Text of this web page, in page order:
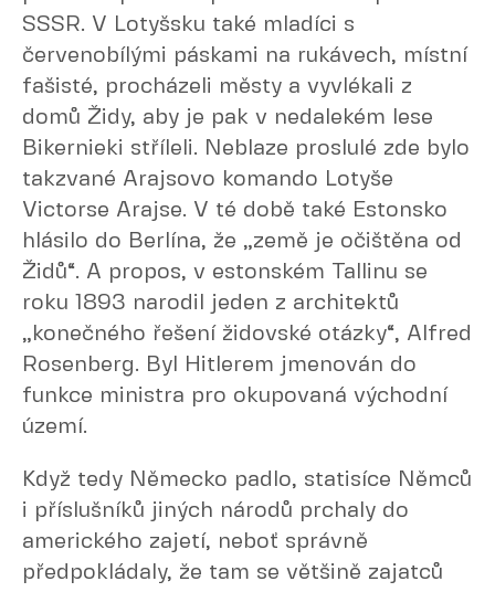
SSSR. V Lotyšsku také mladíci s
červenobílými páskami na rukávech, místní
fašisté, procházeli městy a vyvlékali z
domů Židy, aby je pak v nedalekém lese
Bikernieki stříleli. Neblaze proslulé zde bylo
takzvané Arajsovo komando Lotyše
Victorse Arajse. V té době také Estonsko
hlásilo do Berlína, že „země je očištěna od
Židů“. A propos, v estonském Tallinu se
roku 1893 narodil jeden z architektů
„konečného řešení židovské otázky“, Alfred
Rosenberg. Byl Hitlerem jmenován do
funkce ministra pro okupovaná východní
území.
Když tedy Německo padlo, statisíce Němců
i příslušníků jiných národů prchaly do
amerického zajetí, neboť správně
předpokládaly, že tam se většině zajatců